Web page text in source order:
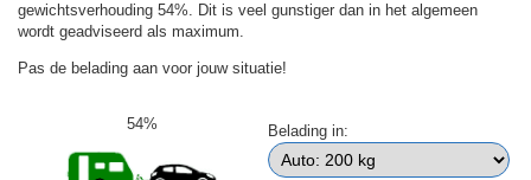
gewichtsverhouding 54%. Dit is veel gunstiger dan in het algemeen
wordt geadviseerd als maximum.
Pas de belading aan voor jouw situatie!
54% Belading in: